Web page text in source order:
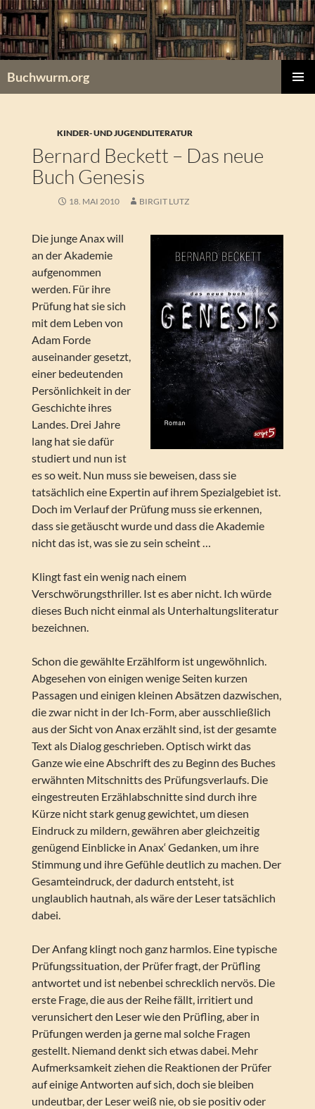
Zum
Inhalt
springen
Buchwurm.org
KINDER- UND JUGENDLITERATUR
Bernard Beckett – Das neue
Buch Genesis
18. MAI 2010 BIRGIT LUTZ
Die junge Anax will
an der Akademie
aufgenommen
werden. Für ihre
Prüfung hat sie sich
mit dem Leben von
Adam Forde
auseinander gesetzt,
einer bedeutenden
Persönlichkeit in der
Geschichte ihres
Landes. Drei Jahre
lang hat sie dafür
studiert und nun ist
es so weit. Nun muss sie beweisen, dass sie
tatsächlich eine Expertin auf ihrem Spezialgebiet ist.
Doch im Verlauf der Prüfung muss sie erkennen,
dass sie getäuscht wurde und dass die Akademie
nicht das ist, was sie zu sein scheint …
Klingt fast ein wenig nach einem
Verschwörungsthriller. Ist es aber nicht. Ich würde
dieses Buch nicht einmal als Unterhaltungsliteratur
bezeichnen.
Schon die gewählte Erzählform ist ungewöhnlich.
Abgesehen von einigen wenige Seiten kurzen
Passagen und einigen kleinen Absätzen dazwischen,
die zwar nicht in der Ich-Form, aber ausschließlich
aus der Sicht von Anax erzählt sind, ist der gesamte
Text als Dialog geschrieben. Optisch wirkt das
Ganze wie eine Abschrift des zu Beginn des Buches
erwähnten Mitschnitts des Prüfungsverlaufs. Die
eingestreuten Erzählabschnitte sind durch ihre
Kürze nicht stark genug gewichtet, um diesen
Eindruck zu mildern, gewähren aber gleichzeitig
genügend Einblicke in Anax‘ Gedanken, um ihre
Stimmung und ihre Gefühle deutlich zu machen. Der
Gesamteindruck, der dadurch entsteht, ist
unglaublich hautnah, als wäre der Leser tatsächlich
dabei.
Der Anfang klingt noch ganz harmlos. Eine typische
Prüfungssituation, der Prüfer fragt, der Prüfling
antwortet und ist nebenbei schrecklich nervös. Die
erste Frage, die aus der Reihe fällt, irritiert und
verunsichert den Leser wie den Prüfling, aber in
Prüfungen werden ja gerne mal solche Fragen
gestellt. Niemand denkt sich etwas dabei. Mehr
Aufmerksamkeit ziehen die Reaktionen der Prüfer
auf einige Antworten auf sich, doch sie bleiben
undeutbar, der Leser weiß nie, ob sie positiv oder